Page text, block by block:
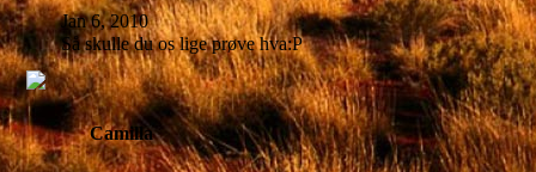
Jan 6, 2010
Så skulle du os lige prøve hva:P
Camilla